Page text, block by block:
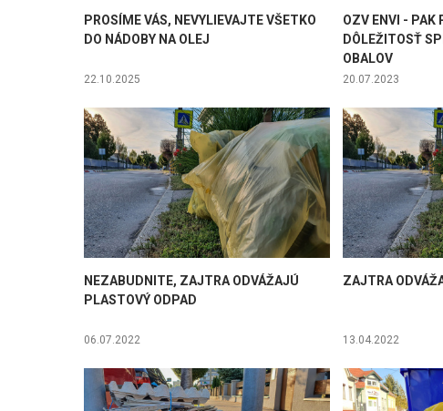
PROSÍME VÁS, NEVYLIEVAJTE VŠETKO
DO NÁDOBY NA OLEJ
22.10.2025
OZV ENVI - PAK
DÔLEŽITOSŤ
OBALOV
20.07.2023
NEZABUDNITE, ZAJTRA ODVÁŽAJÚ
PLASTOVÝ ODPAD
06.07.2022
ZAJTRA
13.04.2022